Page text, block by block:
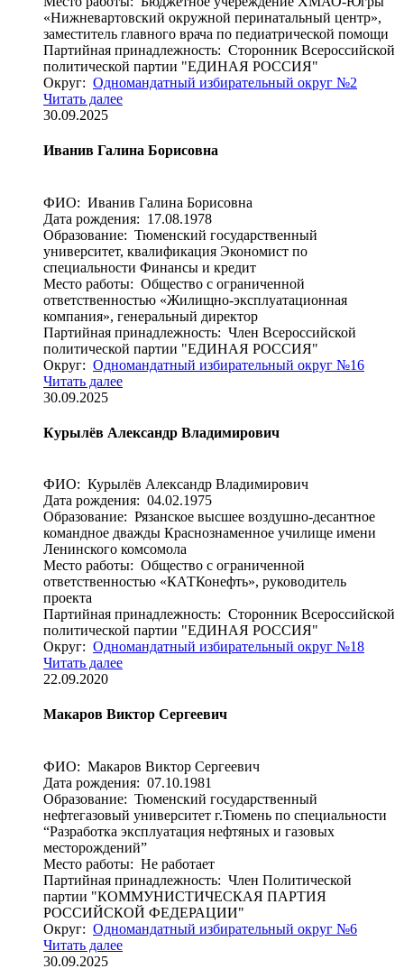
«Нижневартовский окружной перинатальный центр»,
заместитель главного врача по педиатрической помощи
Партийная принадлежность: Сторонник Всероссийской
политической партии "ЕДИНАЯ РОССИЯ"
Округ: Одномандатный избирательный округ №2
Читать далее
30.09.2025
Иванив Галина Борисовна
ФИО: Иванив Галина Борисовна
Дата рождения: 17.08.1978
Образование: Тюменский государственный
университет, квалификация Экономист по
специальности Финансы и кредит
Место работы: Общество с ограниченной
ответственностью «Жилищно-эксплуатационная
компания», генеральный директор
Партийная принадлежность: Член Всероссийской
политической партии "ЕДИНАЯ РОССИЯ"
Округ: Одномандатный избирательный округ №16
Читать далее
30.09.2025
Курылёв Александр Владимирович
ФИО: Курылёв Александр Владимирович
Дата рождения: 04.02.1975
Образование: Рязанское высшее воздушно-десантное
командное дважды Краснознаменное училище имени
Ленинского комсомола
Место работы: Общество с ограниченной
ответственностью «КАТКонефть», руководитель
проекта
Партийная принадлежность: Сторонник Всероссийской
политической партии "ЕДИНАЯ РОССИЯ"
Округ: Одномандатный избирательный округ №18
Читать далее
22.09.2020
Макаров Виктор Сергеевич
ФИО: Макаров Виктор Сергеевич
Дата рождения: 07.10.1981
Образование: Тюменский государственный
нефтегазовый университет г.Тюмень по специальности
“Разработка эксплуатация нефтяных и газовых
месторождений”
Место работы: Не работает
Партийная принадлежность: Член Политической
партии "КОММУНИСТИЧЕСКАЯ ПАРТИЯ
РОССИЙСКОЙ ФЕДЕРАЦИИ"
Округ: Одномандатный избирательный округ №6
Читать далее
30.09.2025